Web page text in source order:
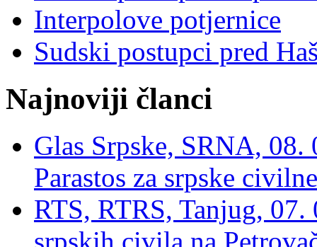
Interpolove potjernice
Sudski postupci pred
Najnoviji članci
Glas Srpske, SRNA,
Parastos za srpske
RTS, RTRS, Tanjug,